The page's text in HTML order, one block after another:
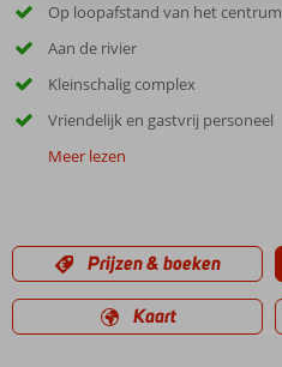
Op loopafstand van het centrum
Aan de rivier
Kleinschalig complex
Vriendelijk en gastvrij personeel
Meer lezen
Prijzen & boeken
Kaart